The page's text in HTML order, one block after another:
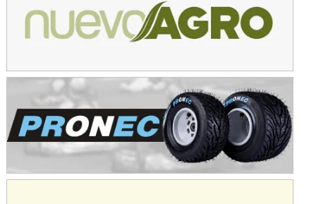
SUR SANTAFESINO - F4
TUCUMANO - F5
Juan Navarro (Asfalto)
El Timbó (Tucumán)